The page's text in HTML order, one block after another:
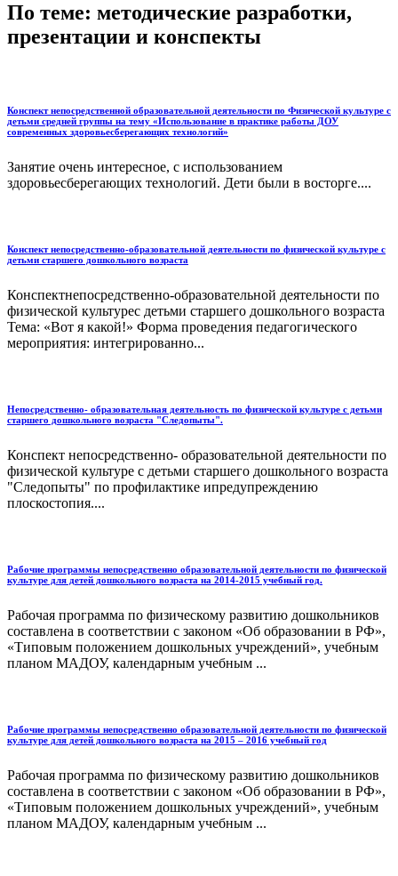
По теме: методические разработки,
презентации и конспекты
Конспект непосредственной образовательной деятельности по Физической культуре с
детьми средней группы на тему «Использование в практике работы ДОУ
современных здоровьесберегающих технологий»
Занятие очень интересное, с использованием
здоровьесберегающих технологий. Дети были в восторге....
Конспект непосредственно-образовательной деятельности по физической культуре с
детьми старшего дошкольного возраста
Конспектнепосредственно-образовательной деятельности по
физической культурес детьми старшего дошкольного возраста
Тема: «Вот я какой!» Форма проведения педагогического
мероприятия: интегрированно...
Непосредственно- образовательная деятельность по физической культуре с детьми
старшего дошкольного возраста "Следопыты".
Конспект непосредственно- образовательной деятельности по
физической культуре с детьми старшего дошкольного возраста
"Следопыты" по профилактике ипредупреждению
плоскостопия....
Рабочие программы непосредственно образовательной деятельности по физической
культуре для детей дошкольного возраста на 2014-2015 учебный год.
Рабочая программа по физическому развитию дошкольников
составлена в соответствии с законом «Об образовании в РФ»,
«Типовым положением дошкольных учреждений», учебным
планом МАДОУ, календарным учебным ...
Рабочие программы непосредственно образовательной деятельности по физической
культуре для детей дошкольного возраста на 2015 – 2016 учебный год
Рабочая программа по физическому развитию дошкольников
составлена в соответствии с законом «Об образовании в РФ»,
«Типовым положением дошкольных учреждений», учебным
планом МАДОУ, календарным учебным ...